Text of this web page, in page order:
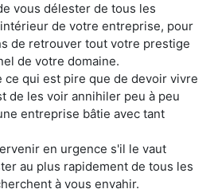
vous délester de tous les
de votre entreprise, pour
de retrouver tout votre prestige
de votre domaine.
ce qui est pire que de devoir vivre
de les voir annihiler peu à peu
entreprise bâtie avec tant
en urgence s'il le vaut
au plus rapidement de tous les
à vous envahir.